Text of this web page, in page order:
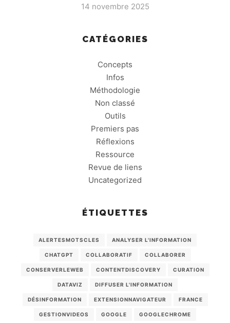
14 novembre 2025
CATÉGORIES
Concepts
Infos
Méthodologie
Non classé
Outils
Premiers pas
Réflexions
Ressource
Revue de liens
Uncategorized
ÉTIQUETTES
ALERTESMOTSCLES ANALYSER L'INFORMATION
CHATGPT COLLABORATIF COLLABORER
CONSERVERLEWEB CONTENTDISCOVERY CURATION
DATAVIZ DIFFUSER L'INFORMATION
DÉSINFORMATION EXTENSIONNAVIGATEUR FRANCE
GESTIONVIDEOS GOOGLE GOOGLECHROME